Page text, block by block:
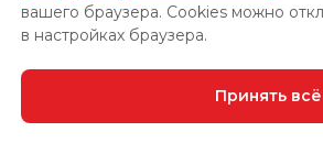
вашего браузера. Cookies можно
в настройках браузера.
Принять всё